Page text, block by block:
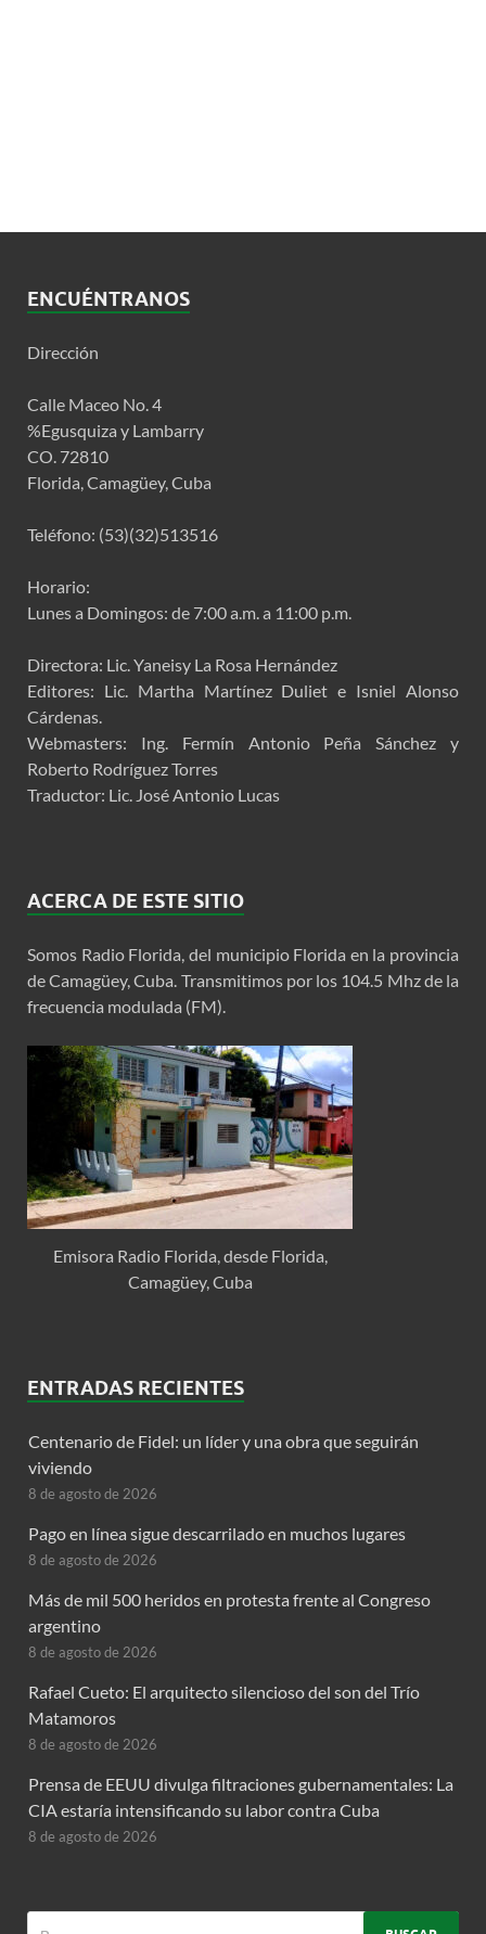
ENCUÉNTRANOS
Dirección
Calle Maceo No. 4
%Egusquiza y Lambarry
CO. 72810
Florida, Camagüey, Cuba
Teléfono: (53)(32)513516
Horario:
Lunes a Domingos: de 7:00 a.m. a 11:00 p.m.
Directora: Lic. Yaneisy La Rosa Hernández
Editores: Lic. Martha Martínez Duliet e Isniel Alonso
Cárdenas.
Webmasters: Ing. Fermín Antonio Peña Sánchez y
Roberto Rodríguez Torres
Traductor: Lic. José Antonio Lucas
ACERCA DE ESTE SITIO
Somos Radio Florida, del municipio Florida en la provincia
de Camagüey, Cuba. Transmitimos por los 104.5 Mhz de la
frecuencia modulada (FM).
Emisora Radio Florida, desde Florida,
Camagüey, Cuba
ENTRADAS RECIENTES
Centenario de Fidel: un líder y una obra que seguirán
viviendo
8 de agosto de 2026
Pago en línea sigue descarrilado en muchos lugares
8 de agosto de 2026
Más de mil 500 heridos en protesta frente al Congreso
argentino
8 de agosto de 2026
Rafael Cueto: El arquitecto silencioso del son del Trío
Matamoros
8 de agosto de 2026
Prensa de EEUU divulga filtraciones gubernamentales: La
CIA estaría intensificando su labor contra Cuba
8 de agosto de 2026